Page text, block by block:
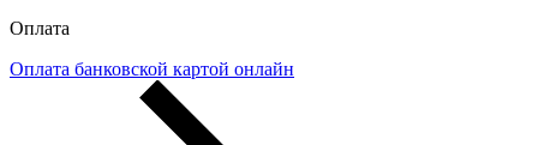
Оплата
Оплата банковской картой онлайн